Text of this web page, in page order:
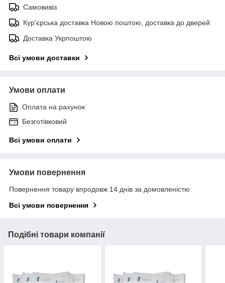
Самовивіз
Кур'єрська доставка Новою поштою, доставка до дверей
Доставка Укрпоштою
Всі умови доставки
Умови оплати
Оплата на рахунок
Безготівковий
Всі умови оплати
Умови повернення
Повернення товару впродовж 14 днів за домовленістю
Всі умови повернення
Подібні товари компанії